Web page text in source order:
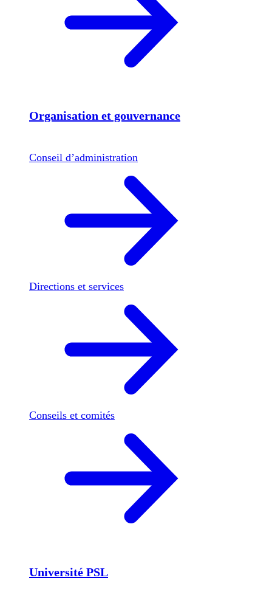
Organisation et gouvernance
Conseil d’administration
Directions et services
Conseils et comités
Université PSL